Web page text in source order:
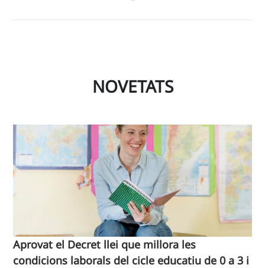
NOVETATS
Aprovat el Decret llei que millora les
condicions laborals del cicle educatiu de 0 a 3 i